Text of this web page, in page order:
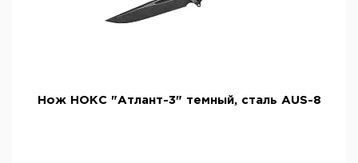
Нож НОКС "Атлант-3" темный, сталь AUS-8